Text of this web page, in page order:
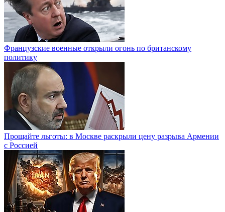
Французские военные открыли огонь по британскому
политику
Прощайте льготы: в Москве раскрыли цену разрыва Армении
с Россией